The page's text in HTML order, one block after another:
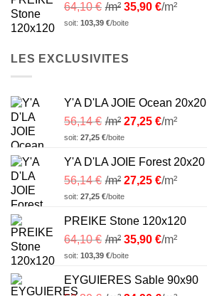
64,10€ /m² 35,90 €/m²
soit: 103,39 €/boite
LES EXCLUSIVITES
Y'A D'LA JOIE Ocean 20x20
56,14€ /m² 27,25 €/m²
soit: 27,25 €/boite
Y'A D'LA JOIE Forest 20x20
56,14€ /m² 27,25 €/m²
soit: 27,25 €/boite
PREIKE Stone 120x120
64,10€ /m² 35,90 €/m²
soit: 103,39 €/boite
EYGUIERES Sable 90x90